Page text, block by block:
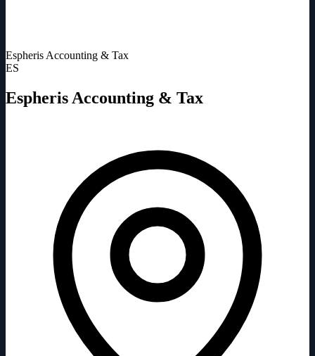
Espheris Accounting & Tax
ES
Espheris Accounting & Tax